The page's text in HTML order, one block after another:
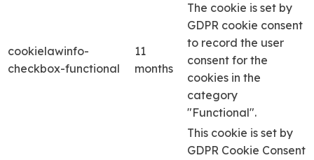
cookielawinfo-
checkbox-functional
11
months
The cookie is set by
GDPR cookie consent
to record the user
consent for the
cookies in the
category
"Functional".
This cookie is set by
GDPR Cookie Consent